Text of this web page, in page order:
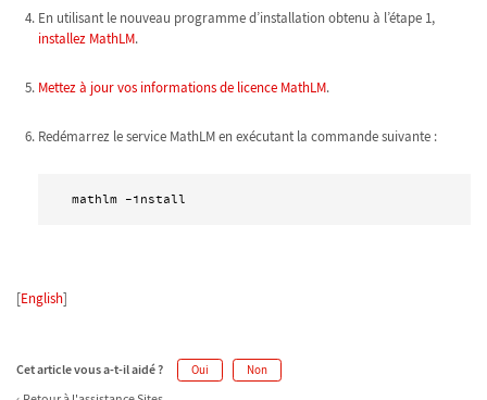
En utilisant le nouveau programme d’installation obtenu à l’étape 1,
installez MathLM.
Mettez à jour vos informations de licence MathLM.
Redémarrez le service MathLM en exécutant la commande suivante :
mathlm -install
[English]
Cet article vous a-t-il aidé ? Oui Non